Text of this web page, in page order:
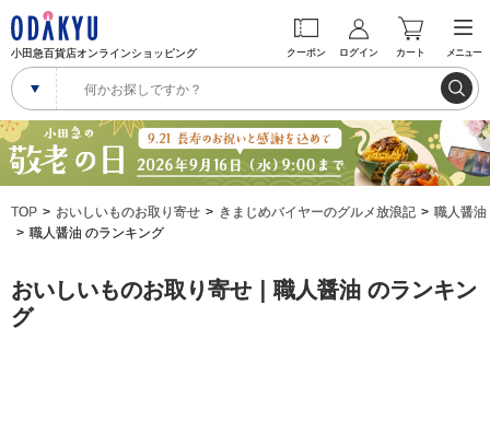
小田急百貨店オンラインショッピング クーポン ログイン カート メニュー
TOP おいしいものお取り寄せ きまじめバイヤーのグルメ放浪記
職人醤油
職人醤油 のランキング
おいしいものお取り寄せ｜職人醤油 のランキン
グ